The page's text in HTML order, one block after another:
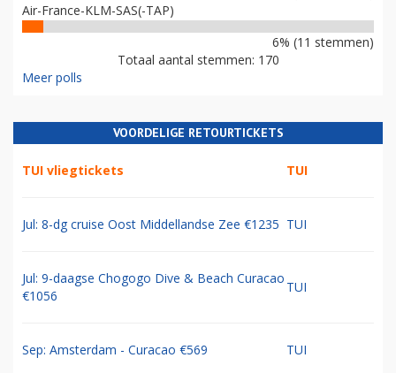
Air-France-KLM-SAS(-TAP)
6% (11 stemmen)
Totaal aantal stemmen: 170
Meer polls
VOORDELIGE RETOURTICKETS
TUI vliegtickets TUI
Jul: 8-dg cruise Oost Middellandse Zee €1235 TUI
Jul: 9-daagse Chogogo Dive & Beach Curacao
€1056
TUI
Sep: Amsterdam - Curacao €569 TUI